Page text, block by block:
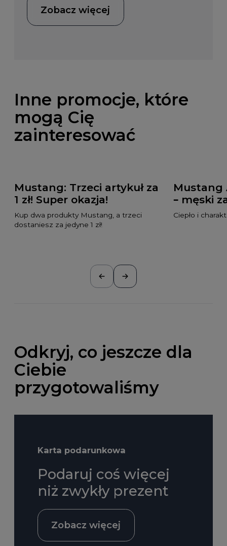
Zobacz więcej
Inne promocje, które
mogą Cię
zainteresować
Mustang: Trzeci artykuł za
1 zł! Super okazja!
Kup dwa produkty Mustang, a trzeci
dostaniesz za jedyne 1 zł!
Mustang
– męski
Ciepło i
Odkryj, co jeszcze dla
Ciebie
przygotowaliśmy
Karta podarunkowa
Podaruj coś więcej
niż zwykły prezent
Zobacz więcej